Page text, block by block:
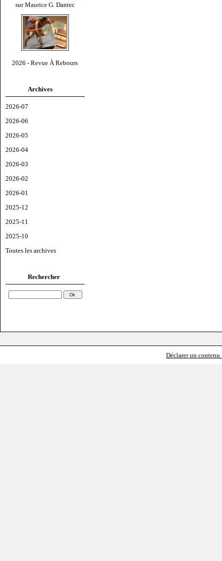
sur Maurice G. Dantec
2026 - Revue À Rebours
Archives
2026-07
2026-06
2026-05
2026-04
2026-03
2026-02
2026-01
2025-12
2025-11
2025-10
Toutes les archives
Rechercher
Déclarer un